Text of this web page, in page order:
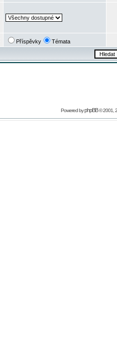
Příspěvky Témata
Powered byphpBB© 2001,